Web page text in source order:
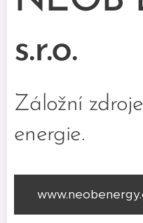
s.r.o.
Záložní
energie.